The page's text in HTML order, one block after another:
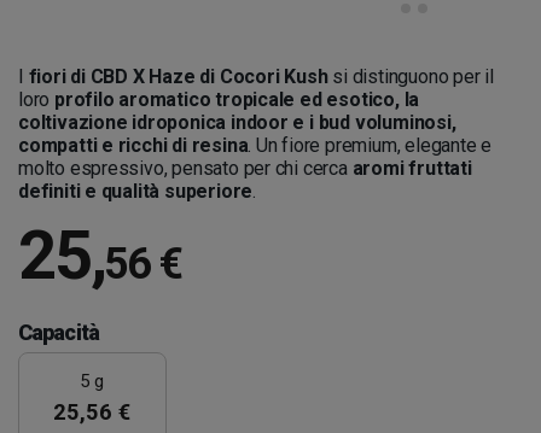
I fiori di CBD X Haze di Cocori Kushsi distinguono per il
loro profilo aromatico tropicale ed esotico, la
coltivazione idroponica indoor e i bud voluminosi,
compatti e ricchi di resina. Un fiore premium, elegante e
molto espressivo, pensato per chi cerca aromi fruttati
definiti e qualità superiore.
25,56 €
Capacità
5 g
25,56 €